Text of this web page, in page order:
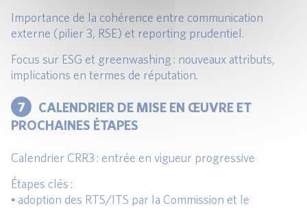
Importance de la cohérence entre communication
externe (pilier 3, RSE) et reporting prudentiel.
Focus sur ESG et greenwashing : nouveaux attributs,
implications en termes de réputation.
7
CALENDRIER DE MISE EN ŒUVRE ET
PROCHAINES ÉTAPES
Calendrier CRR3 : entrée en vigueur progressive
Étapes clés :
▪ adoption des RTS/ITS par la Commission et le